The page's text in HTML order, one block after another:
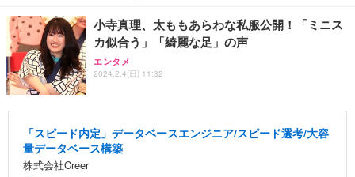
小寺真理、太ももあらわな私服公開！「ミニス
カ似合う」「綺麗な足」の声
エンタメ
2024.2.4(日) 11:32
「スピード内定」データベースエンジニア/スピード選考/大容
量データベース構築
株式会社Creer